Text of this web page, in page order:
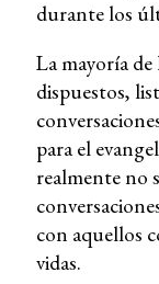
durante los
La mayoría
dispuestos,
para el
realmente no
con aquellos
vidas.